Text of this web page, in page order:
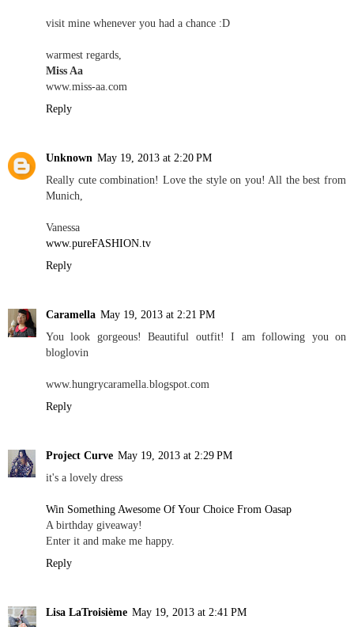
visit mine whenever you had a chance :D
warmest regards,
Miss Aa
www.miss-aa.com
Reply
Unknown May 19, 2013 at 2:20 PM
Really cute combination! Love the style on you! All the best from
Munich,
Vanessa
www.pureFASHION.tv
Reply
Caramella May 19, 2013 at 2:21 PM
You look gorgeous! Beautiful outfit! I am following you on
bloglovin
www.hungrycaramella.blogspot.com
Reply
Project Curve May 19, 2013 at 2:29 PM
it's a lovely dress
Win Something Awesome Of Your Choice From Oasap
A birthday giveaway!
Enter it and make me happy.
Reply
Lisa LaTroisième May 19, 2013 at 2:41 PM